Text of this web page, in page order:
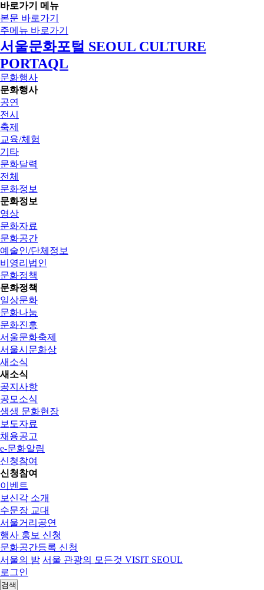
바로가기 메뉴
본문 바로가기
주메뉴 바로가기
서울문화포털 SEOUL CULTURE
PORTAQL
문화행사
문화행사
공연
전시
축제
교육/체험
기타
문화달력
전체
문화정보
문화정보
영상
문화자료
문화공간
예술인/단체정보
비영리법인
문화정책
문화정책
일상문화
문화나눔
문화진흥
서울문화축제
서울시문화상
새소식
새소식
공지사항
공모소식
생생 문화현장
보도자료
채용공고
e-문화알림
신청참여
신청참여
이벤트
보신각 소개
수문장 교대
서울거리공연
행사 홍보 신청
문화공간등록 신청
서울의 밤 서울 관광의 모든것 VISIT SEOUL
로그인
검색